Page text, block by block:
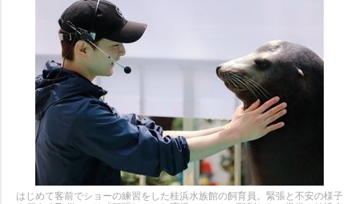
はじめて客前でショーの練習をした桂浜水族館の飼育員。緊張と不安の様子